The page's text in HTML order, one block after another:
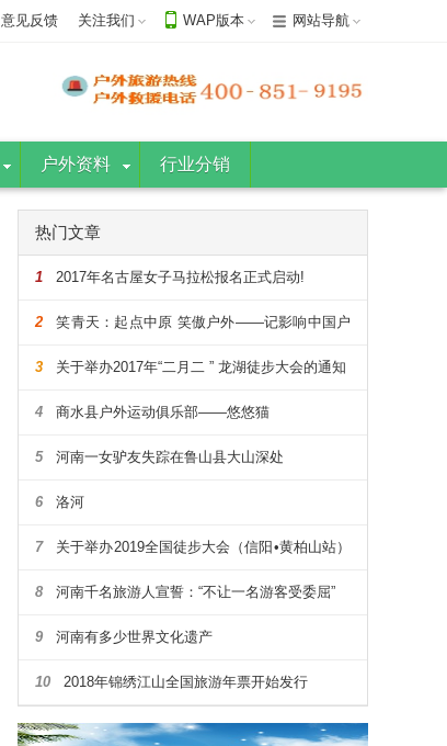
意见反馈 关注我们 WAP版本 网站导航
户外资料 行业分销
热门文章
1 2017年名古屋女子马拉松报名正式启动!
2 笑青天：起点中原 笑傲户外——记影响中国户
外的108人
3 关于举办2017年“二月二 ” 龙湖徒步大会的通知
4 商水县户外运动俱乐部——悠悠猫
5 河南一女驴友失踪在鲁山县大山深处
6 洛河
7 关于举办2019全国徒步大会（信阳•黄柏山站）
暨第四届河南省户外露营大会通知
8 河南千名旅游人宣誓：“不让一名游客受委屈”
9 河南有多少世界文化遗产
10 2018年锦绣江山全国旅游年票开始发行